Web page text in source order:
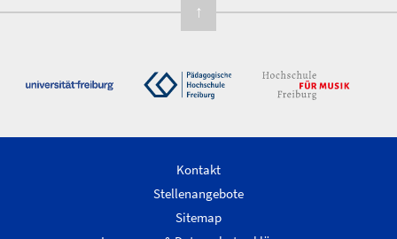
↑
Kontakt
Stellenangebote
Sitemap